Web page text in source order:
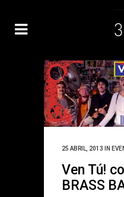
25 ABRIL, 2013 IN
Ven Tú!
BRASS